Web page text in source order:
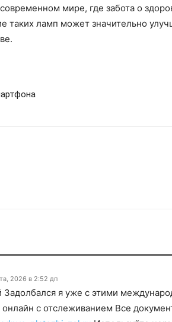
мире, где забота о
таких ламп может значительно
2026 в 2:52 дп
Задолбался я уже с этими
с отслеживанием Все